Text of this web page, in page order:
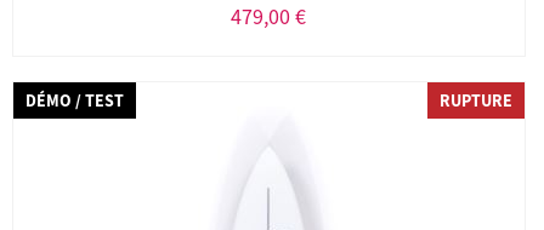
479,00 €
DÉMO / TEST RUPTURE